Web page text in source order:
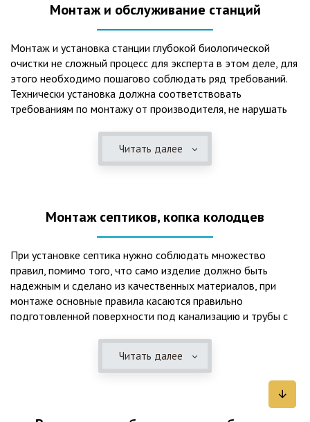
Монтаж и обслуживание станций
Монтаж и установка станции глубокой биологической
очистки не сложный процесс для эксперта в этом деле, для
этого необходимо пошагово соблюдать ряд требований.
Технически установка должна соответствовать
требованиям по монтажу от производителя, не нарушать
представления о требованиях ПУЭ, ведь не качественный
монтаж может привезти не только к выходу из строя
вод – самый эффективный способ из всех существующих
оборудования вода может применяться для хозяйственных
нужд и полива огорода, а остатки ила при чистке могут
стать эффективным удобрением. Нет необходимости
тратить средства на ассенизаторскую машину. Системы
монтируются при минимуме земляных работ, без грязи и
заезда крупной техники, даже при очень высоком уровне
грунтовых вод. Служат до 50 и более лет при уникальной
необходимо удалять ил, самостоятельно или с помощью
Читать далее
Монтаж септиков, копка колодцев
При установке септика нужно соблюдать множество
правил, помимо того, что само изделие должно быть
надежным и сделано из качественных материалов, при
монтаже основные правила касаются правильно
подготовленной поверхности под канализацию и трубы с
Мы установим Вам емкости для фильтрации и отстаивания
сточных вод по технологиям, не приводящим к загрязнению
Читать далее